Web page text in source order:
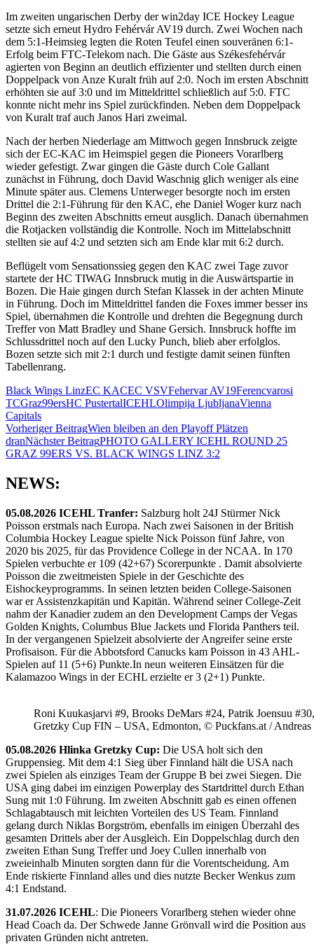
Im zweiten ungarischen Derby der win2day ICE Hockey League
setzte sich erneut Hydro Fehérvár AV19 durch. Zwei Wochen nach
dem 5:1-Heimsieg legten die Roten Teufel einen souveränen 6:1-
Erfolg beim FTC-Telekom nach. Die Gäste aus Székesfehérvár
agierten von Beginn an deutlich effizienter und stellten durch einen
Doppelpack von Anze Kuralt früh auf 2:0. Noch im ersten Abschnitt
erhöhten sie auf 3:0 und im Mitteldrittel schließlich auf 5:0. FTC
konnte nicht mehr ins Spiel zurückfinden. Neben dem Doppelpack
von Kuralt traf auch Janos Hari zweimal.
Nach der herben Niederlage am Mittwoch gegen Innsbruck zeigte
sich der EC-KAC im Heimspiel gegen die Pioneers Vorarlberg
wieder gefestigt. Zwar gingen die Gäste durch Cole Gallant
zunächst in Führung, doch David Waschnig glich weniger als eine
Minute später aus. Clemens Unterweger besorgte noch im ersten
Drittel die 2:1-Führung für den KAC, ehe Daniel Woger kurz nach
Beginn des zweiten Abschnitts erneut ausglich. Danach übernahmen
die Rotjacken vollständig die Kontrolle. Noch im Mittelabschnitt
stellten sie auf 4:2 und setzten sich am Ende klar mit 6:2 durch.
Beflügelt vom Sensationssieg gegen den KAC zwei Tage zuvor
startete der HC TIWAG Innsbruck mutig in die Auswärtspartie in
Bozen. Die Haie gingen durch Stefan Klassek in der achten Minute
in Führung. Doch im Mitteldrittel fanden die Foxes immer besser ins
Spiel, übernahmen die Kontrolle und drehten die Begegnung durch
Treffer von Matt Bradley und Shane Gersich. Innsbruck hoffte im
Schlussdrittel noch auf den Lucky Punch, blieb aber erfolglos.
Bozen setzte sich mit 2:1 durch und festigte damit seinen fünften
Tabellenrang.
Black Wings LinzEC KACEC VSVFehervar AV19Ferencvarosi
TCGraz99ersHC PustertalICEHLOlimpija LjubljanaVienna
Capitals
Beitragsnavigation
Vorheriger BeitragWien bleiben an den Playoff Plätzen
dranNächster BeitragPHOTO GALLERY ICEHL ROUND 25
GRAZ 99ERS VS. BLACK WINGS LINZ 3:2
NEWS:
05.08.2026 ICEHL Tranfer: Salzburg holt 24J Stürmer Nick
Poisson erstmals nach Europa. Nach zwei Saisonen in der British
Columbia Hockey League spielte Nick Poisson fünf Jahre, von
2020 bis 2025, für das Providence College in der NCAA. In 170
Spielen verbuchte er 109 (42+67) Scorerpunkte . Damit absolvierte
Poisson die zweitmeisten Spiele in der Geschichte des
Eishockeyprogramms. In seinen letzten beiden College-Saisonen
war er Assistenzkapitän und Kapitän. Während seiner College-Zeit
nahm der Kanadier zudem an den Development Camps der Vegas
Golden Knights, Columbus Blue Jackets und Florida Panthers teil.
In der vergangenen Spielzeit absolvierte der Angreifer seine erste
Profisaison. Für die Abbotsford Canucks kam Poisson in 43 AHL-
Spielen auf 11 (5+6) Punkte.In neun weiteren Einsätzen für die
Kalamazoo Wings in der ECHL erzielte er 3 (2+1) Punkte.
Roni Kuukasjarvi #9, Brooks DeMars #24, Patrik Joensuu
Gretzky Cup FIN – USA, Edmonton, © Puckfans.at / Andreas
05.08.2026 Hlinka Gretzky Cup: Die USA holt sich den
Gruppensieg. Mit dem 4:1 Sieg über Finnland hält die USA nach
zwei Spielen als einziges Team der Gruppe B bei zwei Siegen. Die
USA ging dabei im einzigen Powerplay des Startdrittel durch Ethan
Sung mit 1:0 Führung. Im zweiten Abschnitt gab es einen offenen
Schlagabtausch mit leichten Vorteilen des US Team. Finnland
gelang durch Niklas Borgström, ebenfalls im einigen Überzahl des
gesamten Drittels aber der Ausgleich. Ein Doppelschlag durch den
zweiten Ethan Sung Treffer und Joey Cullen innerhalb von
zweieinhalb Minuten sorgten dann für die Vorentscheidung. Am
Ende riskierte Finnland alles und dies nutzte Becker Wenkus zum
4:1 Endstand.
31.07.2026 ICEHL: Die Pioneers Vorarlberg stehen wieder ohne
Head Coach da. Der Schwede Janne Grönvall wird die Position aus
privaten Gründen nicht antreten.